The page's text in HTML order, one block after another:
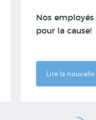
Nos
pour la cause!
Lire la nouvelle